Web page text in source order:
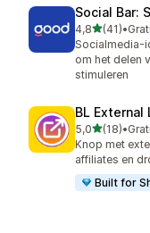
Social Bar:
4,8van 5
(41)
41 recensies in
•
Socialmedia-
om het delen
stimuleren
BL
5,0van 5
(18)
18 recensies
•
Knop met
affiliates en
Built for